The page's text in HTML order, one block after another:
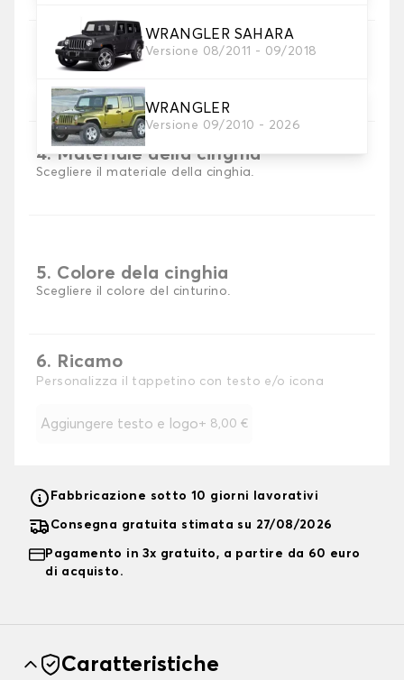
WRANGLER SAHARA
Versione 08/2011 - 09/2018
WRANGLER
Versione 09/2010 - 2026
3. Colori dei tappetini
Scegli il materiale del tappetino baule.
4. Materiale della cinghia
Scegliere il materiale della cinghia.
5. Colore dela cinghia
Scegliere il colore del cinturino.
6. Ricamo
Personalizza il tappetino con testo e/o icona
Aggiungere testo e logo+ 8,00 €
Fabbricazione sotto 10 giorni lavorativi
Consegna gratuita stimata su 27/08/2026
Pagamento in 3x gratuito, a partire da 60 euro
di acquisto.
Caratteristiche